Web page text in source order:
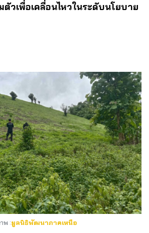
วเพื่อเคลื่อนไหวในระดับนโยบาย
พ :มูลนิธิพัฒนาภาคเหนือ